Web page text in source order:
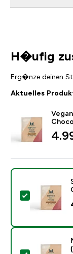
H�ufig
Erg�nze deinen
Aktuelles
Dieses